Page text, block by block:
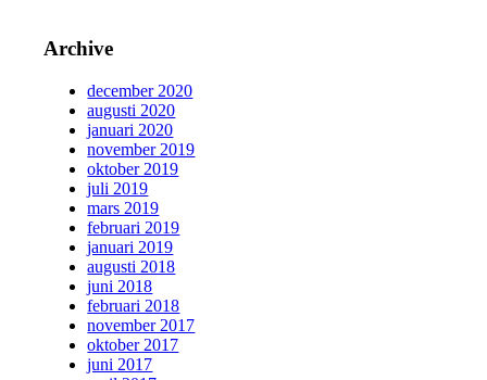
Archive
december 2020
augusti 2020
januari 2020
november 2019
oktober 2019
juli 2019
mars 2019
februari 2019
januari 2019
augusti 2018
juni 2018
februari 2018
november 2017
oktober 2017
juni 2017